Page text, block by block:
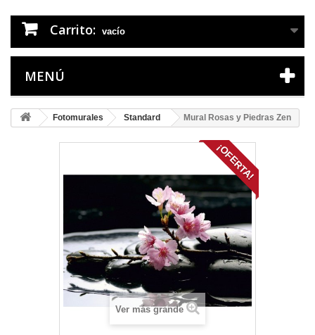
Carrito: vacío
MENÚ
Fotomurales Standard Mural Rosas y Piedras Zen
¡OFERTA!
Ver más grande